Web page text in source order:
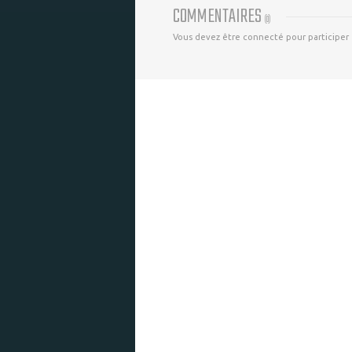
COMMENTAIRES (0)
Vous devez être connecté pour participer